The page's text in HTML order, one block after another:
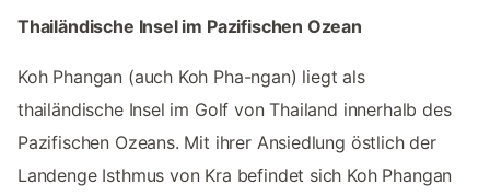
Thailändische Insel im Pazifischen Ozean
Koh Phangan (auch Koh Pha-ngan) liegt als
thailändische Insel im Golf von Thailand innerhalb des
Pazifischen Ozeans. Mit ihrer Ansiedlung östlich der
Landenge Isthmus von Kra befindet sich Koh Phangan